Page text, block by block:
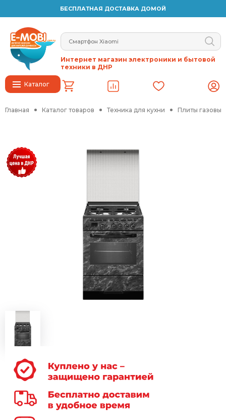
БЕСПЛАТНАЯ ДОСТАВКА ДОМОЙ
Каталог
Интернет магазин электроники и бытовой
техники в ДНР
Главная Каталог товаров Техника для кухни Плиты газовые